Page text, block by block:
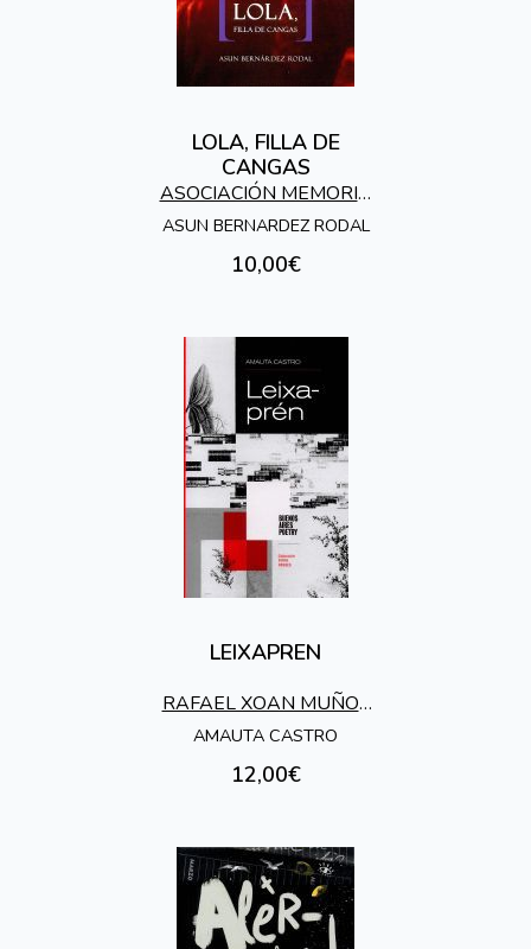
LOLA, FILLA DE
CANGAS
ASOCIACIÓN MEMORIA
HISTÓRICA - 28 DE
AGOSTO - CANGAS
ASUN BERNARDEZ RODAL
10,00€
LEIXAPREN
RAFAEL XOAN MUÑOZ
CASTRO
AMAUTA CASTRO
12,00€